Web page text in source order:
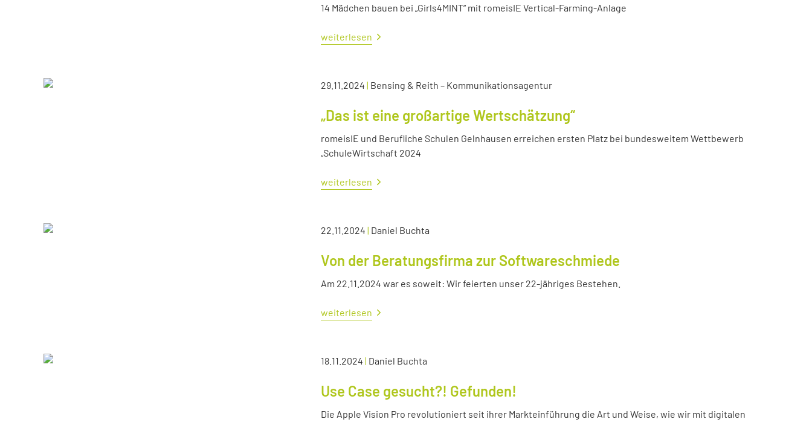
14 Mädchen bauen bei „Girls4MINT“ mit romeisIE Vertical-Farming-Anlage
weiterlesen
29.11.2024 | Bensing & Reith – Kommunikationsagentur
„Das ist eine großartige Wertschätzung“
romeisIE und Berufliche Schulen Gelnhausen erreichen ersten Platz bei bundesweitem Wettbewerb
„SchuleWirtschaft 2024
weiterlesen
22.11.2024 | Daniel Buchta
Von der Beratungsfirma zur Softwareschmiede
Am 22.11.2024 war es soweit: Wir feierten unser 22-jähriges Bestehen.
weiterlesen
18.11.2024 | Daniel Buchta
Use Case gesucht?! Gefunden!
Die Apple Vision Pro revolutioniert seit ihrer Markteinführung die Art und Weise, wie wir mit digitalen